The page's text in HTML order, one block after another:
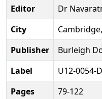
Editor
Dr
City
Publisher
Burleigh
Label
U12-0054-
Pages
79-122